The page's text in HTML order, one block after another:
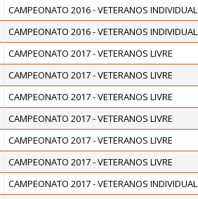
CAMPEONATO 2016 - VETERANOS INDIVIDUAL
CAMPEONATO 2016 - VETERANOS INDIVIDUAL
CAMPEONATO 2017 - VETERANOS LIVRE
CAMPEONATO 2017 - VETERANOS LIVRE
CAMPEONATO 2017 - VETERANOS LIVRE
CAMPEONATO 2017 - VETERANOS LIVRE
CAMPEONATO 2017 - VETERANOS LIVRE
CAMPEONATO 2017 - VETERANOS LIVRE
CAMPEONATO 2017 - VETERANOS INDIVIDUAL